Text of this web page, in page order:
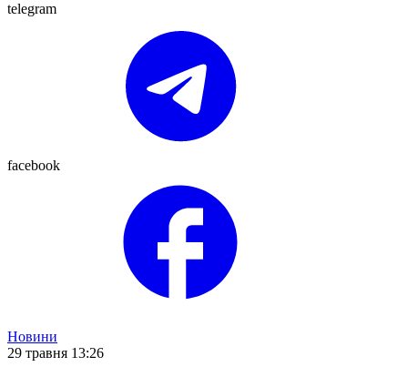
telegram
facebook
Новини
29 травня 13:26